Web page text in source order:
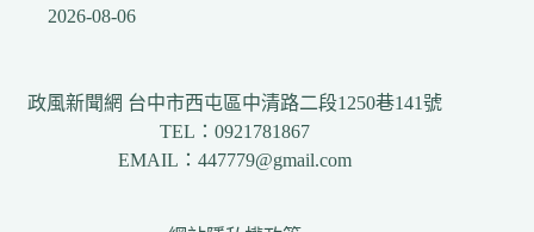
2026-08-06
政風新聞網 台中市西屯區中清路二段1250巷141號
TEL：0921781867
EMAIL：447779@gmail.com